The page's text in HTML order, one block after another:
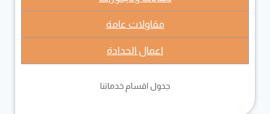
مقاولات عامة
اعمال الحدادة
جدول اقسام خدماتنا